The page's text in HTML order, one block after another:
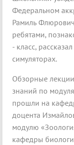
Федеральном
Рамиль
ребятами,
- класс,
симуляторах.
Обзорные
знаний по
прошли на
доцента
модулю
кафедры